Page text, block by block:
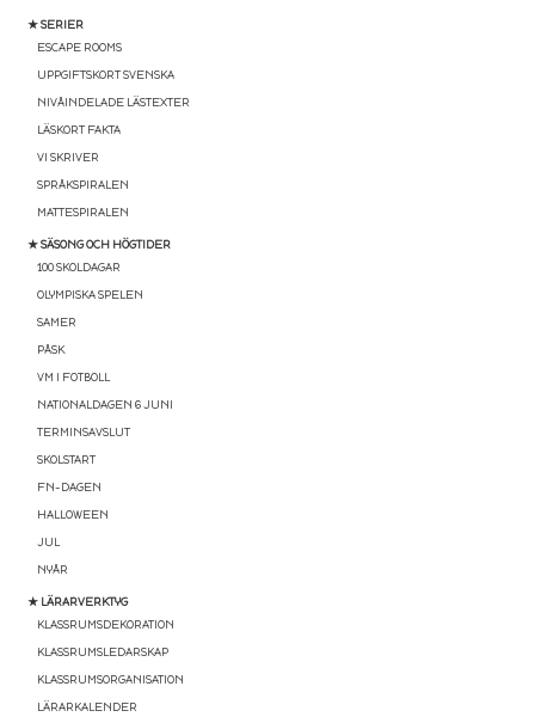
★ SERIER
ESCAPE ROOMS
UPPGIFTSKORT SVENSKA
NIVÅINDELADE LÄSTEXTER
LÄSKORT FAKTA
VI SKRIVER
SPRÅKSPIRALEN
MATTESPIRALEN
★ SÄSONG OCH HÖGTIDER
100 SKOLDAGAR
OLYMPISKA SPELEN
SAMER
PÅSK
VM I FOTBOLL
NATIONALDAGEN 6 JUNI
TERMINSAVSLUT
SKOLSTART
FN-DAGEN
HALLOWEEN
JUL
NYÅR
★ LÄRARVERKTYG
KLASSRUMSDEKORATION
KLASSRUMSLEDARSKAP
KLASSRUMSORGANISATION
LÄRARKALENDER